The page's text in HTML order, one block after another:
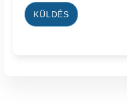
KÜLDÉS